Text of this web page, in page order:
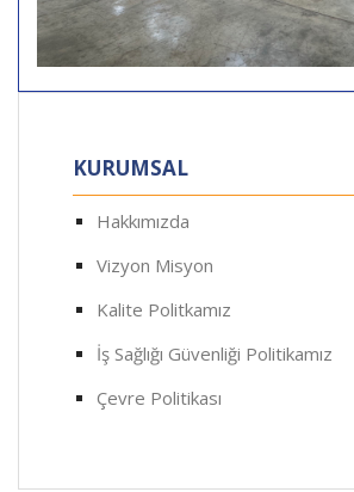
KURUMSAL
Hakkımızda
Vizyon Misyon
Kalite Politkamız
İş Sağlığı Güvenliği Politikamız
Çevre Politikası